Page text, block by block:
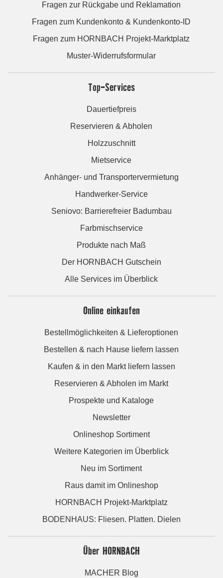
Fragen zur Rückgabe und Reklamation
Fragen zum Kundenkonto & Kundenkonto-ID
Fragen zum HORNBACH Projekt-Marktplatz
Muster-Widerrufsformular
Top-Services
Dauertiefpreis
Reservieren & Abholen
Holzzuschnitt
Mietservice
Anhänger- und Transportervermietung
Handwerker-Service
Seniovo: Barrierefreier Badumbau
Farbmischservice
Produkte nach Maß
Der HORNBACH Gutschein
Alle Services im Überblick
Online einkaufen
Bestellmöglichkeiten & Lieferoptionen
Bestellen & nach Hause liefern lassen
Kaufen & in den Markt liefern lassen
Reservieren & Abholen im Markt
Prospekte und Kataloge
Newsletter
Onlineshop Sortiment
Weitere Kategorien im Überblick
Neu im Sortiment
Raus damit im Onlineshop
HORNBACH Projekt-Marktplatz
BODENHAUS: Fliesen. Platten. Dielen
Über HORNBACH
MACHER Blog